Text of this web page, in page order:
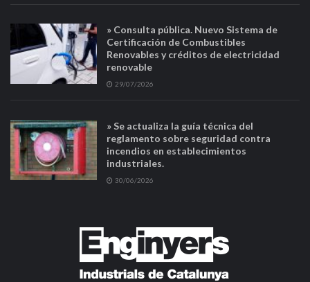
» Consulta pública. Nuevo Sistema de
Certificación de Combustibles
Renovables y créditos de electricidad
renovable
29/07/2026
» Se actualiza la guía técnica del
reglamento sobre seguridad contra
incendios en establecimientos
industriales.
30/06/2026